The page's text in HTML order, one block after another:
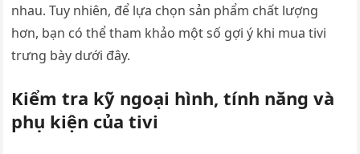
nhau. Tuy nhiên, để lựa chọn sản phẩm chất lượng
hơn, bạn có thể tham khảo một số gợi ý khi mua tivi
trưng bày dưới đây.
Kiểm tra kỹ ngoại hình, tính năng và
phụ kiện của tivi